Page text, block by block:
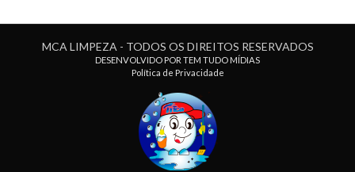
MCA LIMPEZA - TODOS OS DIREITOS RESERVADOS
DESENVOLVIDO POR TEM TUDO MÍDIAS
Política de Privacidade